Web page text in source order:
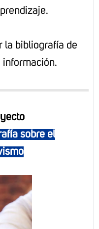
la bibliografía de
información.
sobre el